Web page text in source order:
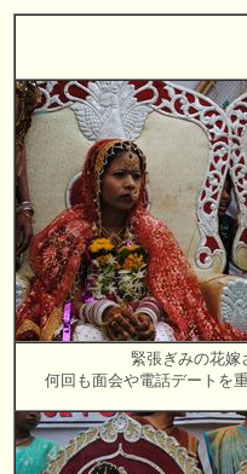
緊張ぎみの花嫁
何回も面会や電話デートを